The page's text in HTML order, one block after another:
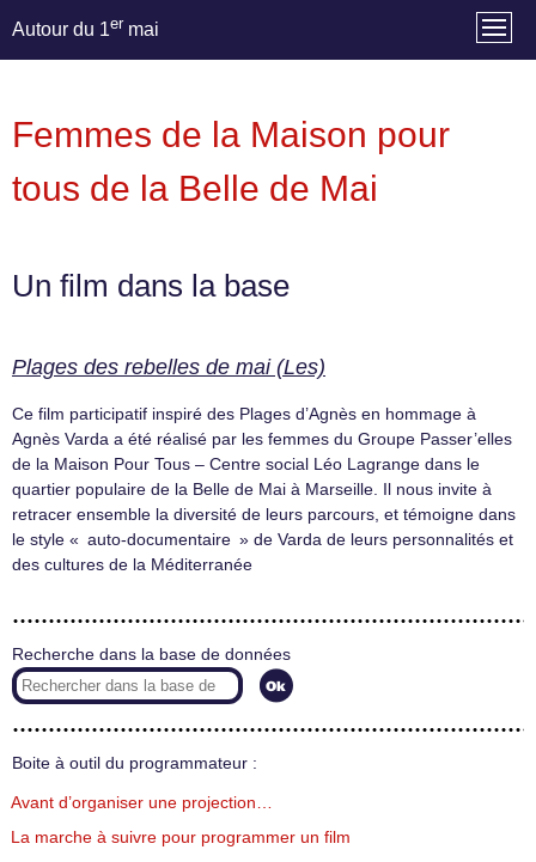
Autour du 1er mai
Femmes de la Maison pour
tous de la Belle de Mai
Un film dans la base
Plages des rebelles de mai (Les)
Ce film participatif inspiré des Plages d’Agnès en hommage à
Agnès Varda a été réalisé par les femmes du Groupe Passer’elles
de la Maison Pour Tous – Centre social Léo Lagrange dans le
quartier populaire de la Belle de Mai à Marseille. Il nous invite à
retracer ensemble la diversité de leurs parcours, et témoigne dans
le style « auto-documentaire » de Varda de leurs personnalités et
des cultures de la Méditerranée
Recherche dans la base de données
Boite à outil du programmateur :
Avant d’organiser une projection…
La marche à suivre pour programmer un film